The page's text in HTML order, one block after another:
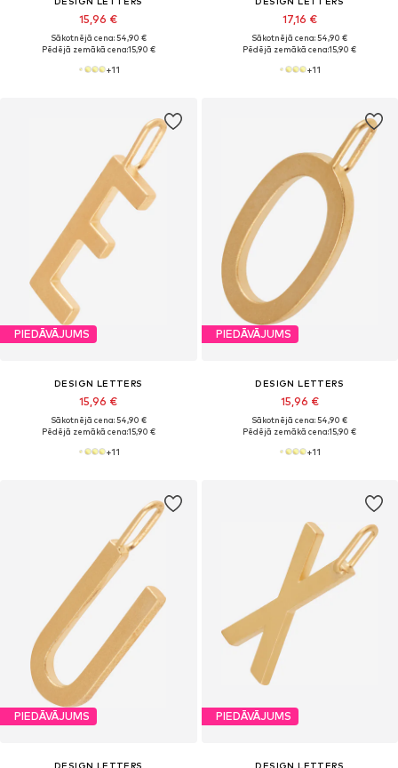
15,96 €
Sākotnējā cena: 54,90 €
Pēdējā zemākā cena:15,90 €
+11
17,16 €
Sākotnējā cena: 54,90 €
Pēdējā zemākā cena:15,90 €
+11
PIEDĀVĀJUMS
DESIGN LETTERS
15,96 €
Sākotnējā cena: 54,90 €
Pēdējā zemākā cena:15,90 €
+11
PIEDĀVĀJUMS
DESIGN LETTERS
15,96 €
Sākotnējā cena: 54,90 €
Pēdējā zemākā cena:15,90 €
+11
PIEDĀVĀJUMS
DESIGN LETTERS
PIEDĀVĀJUMS
DESIGN LETTERS